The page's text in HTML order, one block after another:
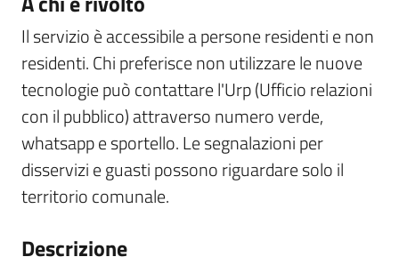
Il servizio è accessibile a persone residenti e non
residenti. Chi preferisce non utilizzare le nuove
tecnologie può contattare l'Urp (Ufficio relazioni
con il pubblico) attraverso numero verde,
whatsapp e sportello. Le segnalazioni per
disservizi e guasti possono riguardare solo il
territorio comunale.
Descrizione